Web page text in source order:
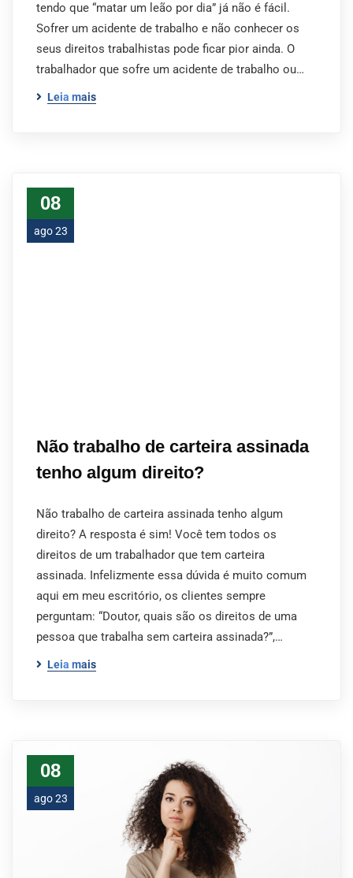
tendo que “matar um leão por dia” já não é fácil.
Sofrer um acidente de trabalho e não conhecer os
seus direitos trabalhistas pode ficar pior ainda. O
trabalhador que sofre um acidente de trabalho ou…
Leia mais
08
ago 23
Não trabalho de carteira assinada
tenho algum direito?
Não trabalho de carteira assinada tenho algum
direito? A resposta é sim! Você tem todos os
direitos de um trabalhador que tem carteira
assinada. Infelizmente essa dúvida é muito comum
aqui em meu escritório, os clientes sempre
perguntam: “Doutor, quais são os direitos de uma
pessoa que trabalha sem carteira assinada?”,…
Leia mais
08
ago 23